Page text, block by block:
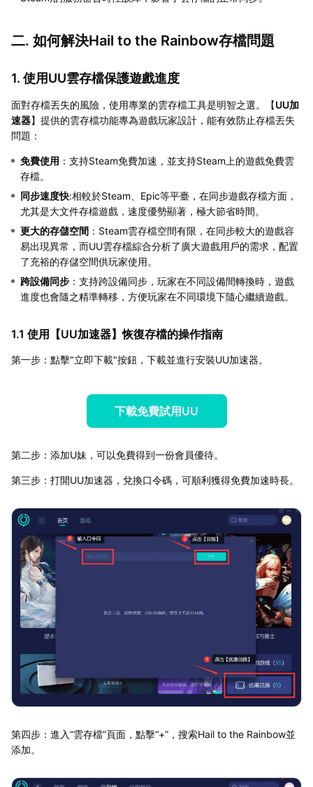
二. 如何解決Hail to the Rainbow存檔問題
1. 使用UU雲存檔保護遊戲進度
面對存檔丟失的風險，使用專業的雲存檔工具是明智之選。【UU加
速器】提供的雲存檔功能專為遊戲玩家設計，能有效防止存檔丟失
問題：
免費使用 ：支持Steam免費加速，並支持Steam上的遊戲免費雲
存檔。
同步速度快:相較於Steam、Epic等平臺，在同步遊戲存檔方面，
尤其是大文件存檔遊戲，速度優勢顯著，極大節省時間。
更大的存儲空間 ：Steam雲存檔空間有限，在同步較大的遊戲容
易出現異常，而UU雲存檔綜合分析了廣大遊戲用戶的需求，配置
了充裕的存儲空間供玩家使用。
跨設備同步 ：支持跨設備同步，玩家在不同設備間轉換時，遊戲
進度也會隨之精準轉移，方便玩家在不同環境下隨心繼續遊戲。
1.1 使用【UU加速器】恢復存檔的操作指南
第一步：點擊"立即下載"按鈕，下載並進行安裝UU加速器。
下載免費試用UU
第二步：添加U妹，可以免費得到一份會員優待。
第三步：打開UU加速器，兌換口令碼，可順利獲得免費加速時長。
第四步：進入“雲存檔”頁面，點擊“+”，搜索Hail to the Rainbow並
添加。